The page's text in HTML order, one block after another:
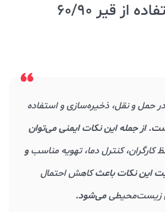
نکات ایمنی استفاده از قیر 60/90
حمل و نقل، ذخیره‌سازی و استفاده
از جمله این نکات ایمنی می‌توان
کنترل دما، تهویه مناسبو
این نکات باعثکاهش احتمال
زیست‌محیطیمی‌شود.